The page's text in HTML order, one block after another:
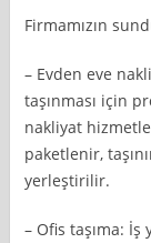
Firmamızın
– Evden eve
taşınması için
nakliyat
paketlenir,
yerleştirilir.
– Ofis taşıma: İş